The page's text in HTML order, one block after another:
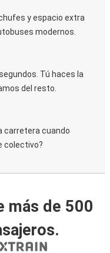
y espacio extra
modernos.
Tú haces la
del resto.
carretera cuando
colectivo?
más de 500